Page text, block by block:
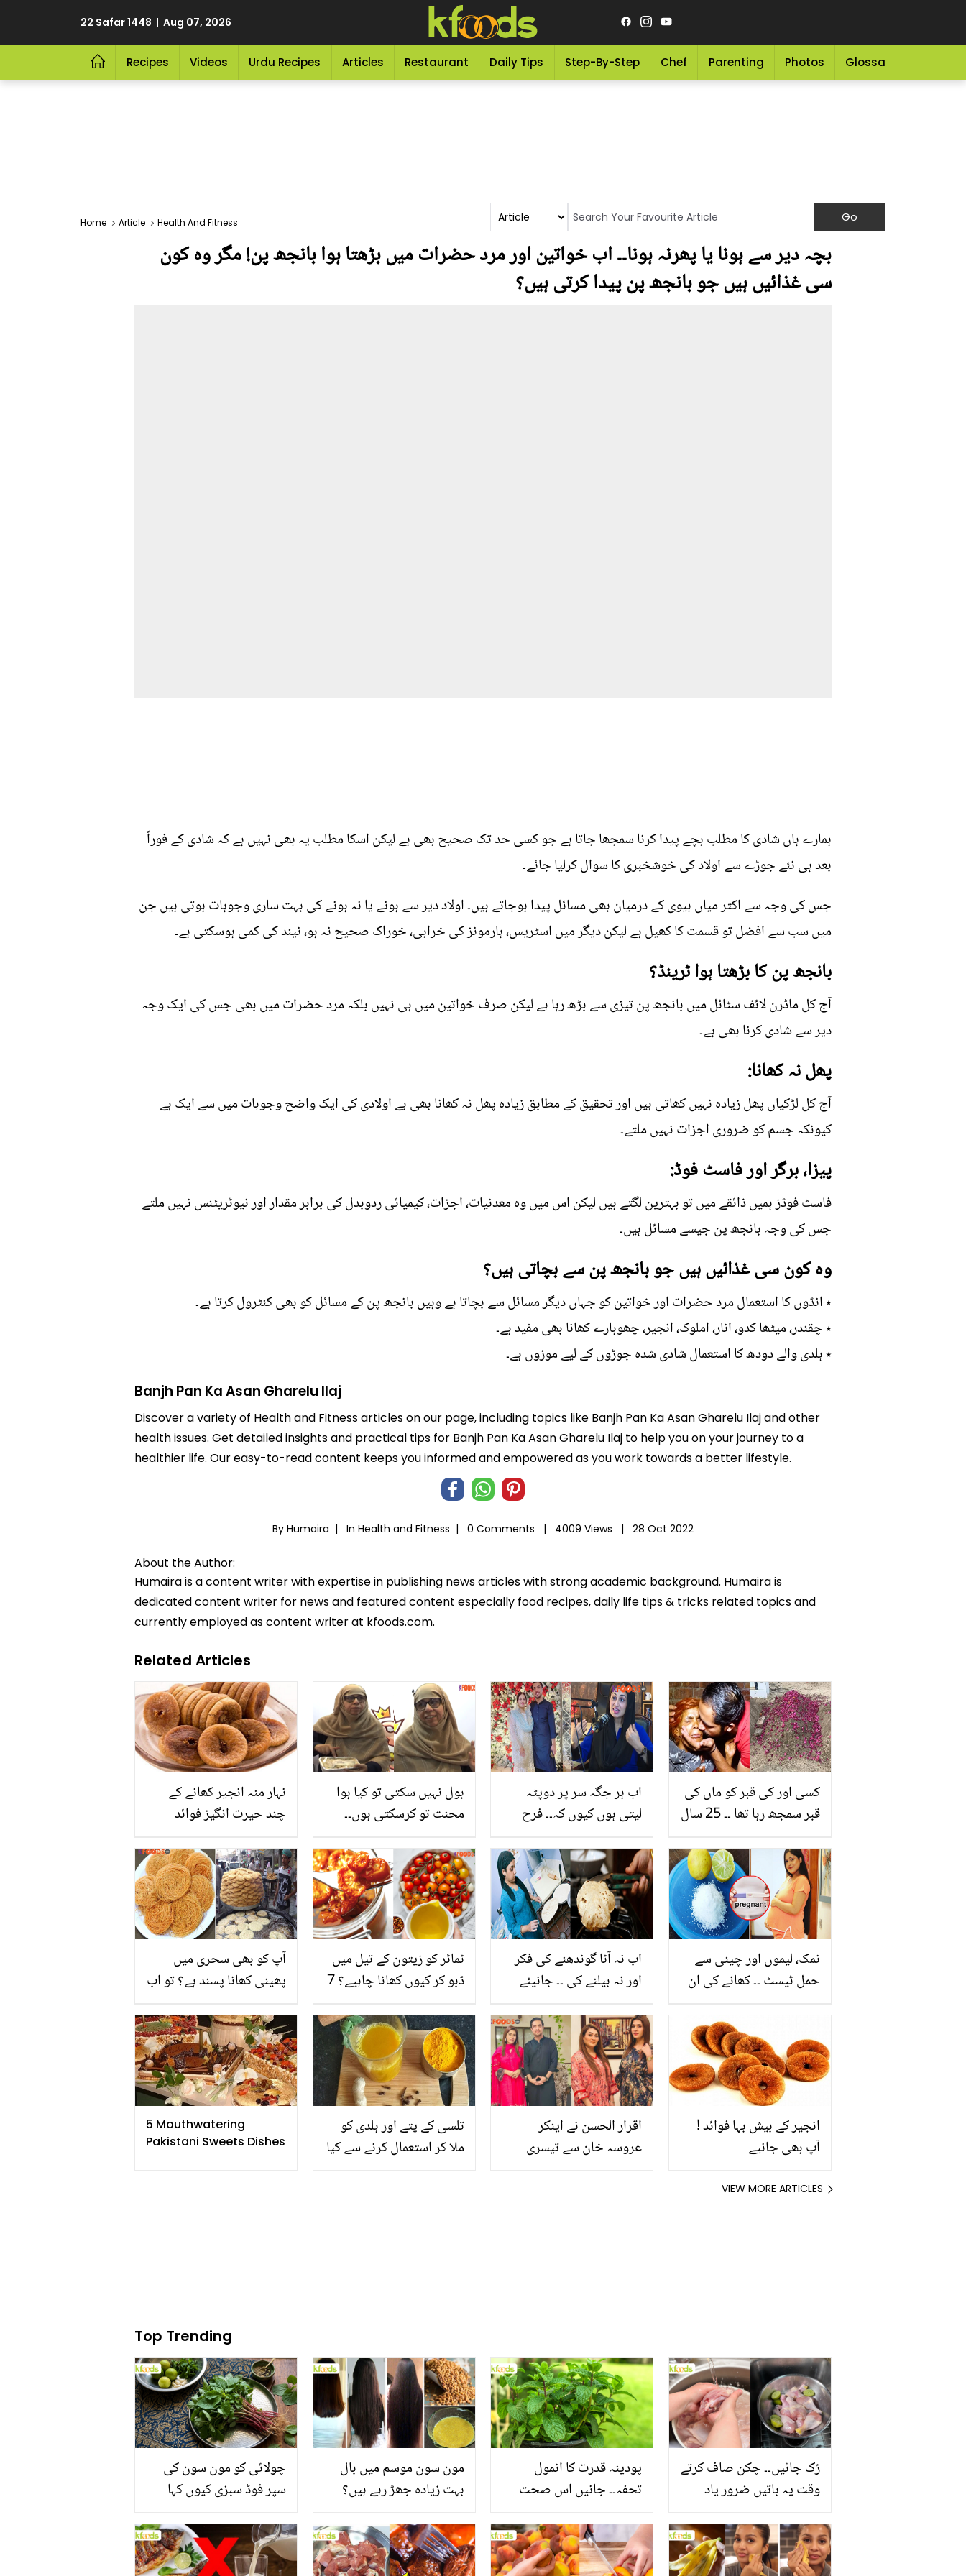
22 Safar 1448 | Aug 07, 2026
Recipes Videos Urdu Recipes Articles Restaurant Daily Tips Step-By-Step Chef Parenting Photos Glossary
Home Article Health And Fitness
بچہ دیر سے ہونا یا پھرنہ ہونا۔۔ اب خواتین اور مرد حضرات میں بڑھتا ہوا بانجھ پن! مگر وہ کون
سی غذائیں ہیں جو بانجھ پن پیدا کرتی ہیں؟
ہمارے ہاں شادی کا مطلب بچے پیدا کرنا سمجھا جاتا ہے جو کسی حد تک صحیح بھی ہے لیکن اسکا مطلب یہ بھی نہیں ہے کہ شادی کے فوراً
بعد ہی نئے جوڑے سے اولاد کی خوشخبری کا سوال کرلیا جائے۔
جس کی وجہ سے اکثر میاں بیوی کے درمیان بھی مسائل پیدا ہوجاتے ہیں۔ اولاد دیر سے ہونے یا نہ ہونے کی بہت ساری وجوہات ہوتی ہیں جن
میں سب سے افضل تو قسمت کا کھیل ہے لیکن دیگر میں اسٹریس، ہارمونز کی خرابی، خوراک صحیح نہ ہو، نیند کی کمی ہوسکتی ہے۔
بانجھ پن کا بڑھتا ہوا ٹرینڈ؟
آج کل ماڈرن لائف سٹائل میں بانجھ پن تیزی سے بڑھ رہا ہے لیکن صرف خواتین میں ہی نہیں بلکہ مرد حضرات میں بھی جس کی ایک وجہ
دیر سے شادی کرنا بھی ہے۔
پھل نہ کھانا:
آج کل لڑکیاں پھل زیادہ نہیں کھاتی ہیں اور تحقیق کے مطابق زیادہ پھل نہ کھانا بھی بے اولادی کی ایک واضح وجوہات میں سے ایک ہے
کیونکہ جسم کو ضروری اجزات نہیں ملتے۔
پیزا، برگر اور فاسٹ فوڈ:
فاسٹ فوڈز ہمیں ذائقے میں تو بہترین لگتے ہیں لیکن اس میں وہ معدنیات، اجزات، کیمیائی ردوبدل کی برابر مقدار اور نیوٹریٹنس نہیں ملتے
جس کی وجہ بانجھ پن جیسے مسائل ہیں۔
وہ کون سی غذائیں ہیں جو بانجھ پن سے بچاتی ہیں؟
٭ انڈوں کا استعمال مرد حضرات اور خواتین کو جہاں دیگر مسائل سے بچاتا ہے وہیں بانجھ پن کے مسائل کو بھی کنٹرول کرتا ہے۔
٭ چقندر، میٹھا کدو، انار، املوک، انجیر، چھوہارے کھانا بھی مفید ہے۔
٭ ہلدی والے دودھ کا استعمال شادی شدہ جوڑوں کے لیے موزوں ہے۔
Banjh Pan Ka Asan Gharelu Ilaj
Discover a variety of Health and Fitness articles on our page, including topics like Banjh Pan Ka Asan Gharelu Ilaj and other
health issues. Get detailed insights and practical tips for Banjh Pan Ka Asan Gharelu Ilaj to help you on your journey to a
healthier life. Our easy-to-read content keeps you informed and empowered as you work towards a better lifestyle.
By Humaira | In Health and Fitness | 0 Comments | 4009 Views | 28 Oct 2022
About the Author:
Humaira is a content writer with expertise in publishing news articles with strong academic background. Humaira is
dedicated content writer for news and featured content especially food recipes, daily life tips & tricks related topics and
currently employed as content writer at kfoods.com.
Related Articles
نہار منہ انجیر کھانے کے
چند حیرت انگیز فوائد
بول نہیں سکتی تو کیا ہوا
محنت تو کرسکتی ہوں۔۔
خاتون کیسے کام کررہی
ہیں؟ ویڈیو نے لوگوں کو
تعریف کرنے پر مجبور کردیا
اب ہر جگہ سر پر دوپٹہ
لیتی ہوں کیوں کہ۔۔ فرح
لینے کی کیا وجہ بتائی؟
کسی اور کی قبر کو ماں کی
قبر سمجھ رہا تھا ۔۔ 25 سال
خوانی کرنے والے نوجوان
نے والدہ کو زندہ دیکھا تو
کیا کیا؟
آپ کو بھی سحری میں
پھینی کھانا پسند ہے؟ تو اب
خریدنے کے بجائے گھر میں
خود بنائیں اور جی بھر کے
کھائیں
ٹماٹر کو زیتون کے تیل میں
ڈبو کر کیوں کھانا چاہیے؟ 7
بھی ایسا کرنا چاہیں
اب نہ آٹا گوندھنے کی فکر
اور نہ بیلنے کی ۔۔ جانیئے
اور منفرد طریقے جس سے
ہو خواتین کی بڑی مشکل
آسان
نمک، لیموں اور چینی سے
حمل ٹیسٹ ۔۔ کھانے کی ان
جانے والے پریگنینسی ٹیسٹ
کیا واقعی حقیقت میں سچ
ہوتے ہیں؟ دیکھیے ویڈیو
5 Mouthwatering
Pakistani Sweets Dishes
تلسی کے پتے اور ہلدی کو
ملا کر استعمال کرنے سے کیا
اقرار الحسن نے اینکر
عروسہ خان سے تیسری
انجیر کے بیش بہا فوائد !
آپ بھی جانیے
VIEW MORE ARTICLES
Top Trending
چولائی کو مون سون کی
سپر فوڈ سبزی کیوں کہا
منرلز اور اینٹی آکسیڈنٹس
سے بھرپور اس سبزی کے
مون سون موسم میں بال
بہت زیادہ جھڑ رہے ہیں؟
بنانے کے چند قدرتی طریقے
پودینہ قدرت کا انمول
تحفہ۔۔ جانیں اس صحت
انگیز طبی فوائد
رُک جائیں۔۔ چکن صاف کرتے
وقت یہ باتیں ضرور یاد